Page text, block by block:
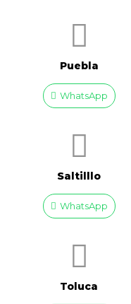
Puebla
WhatsApp
Saltilllo
WhatsApp
Toluca